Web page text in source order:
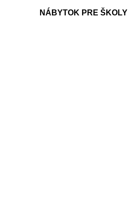
NÁBYTOK PRE ŠKOLY